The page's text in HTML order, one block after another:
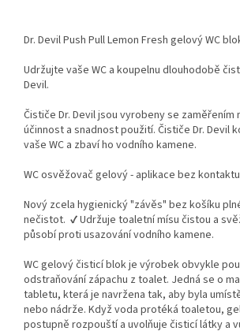
Dr. Devil Push Pull Lemon Fresh gelový WC
Udržujte vaše WC a koupelnu dlouhodobě
Devil.
Čističe Dr. Devil jsou vyrobeny se zaměřením
účinnost a snadnost použití. Čističe Dr. Devil
vaše WC a zbaví ho vodního kamene.
WC osvěžovač gelový - aplikace bez
Nový zcela hygienický "závěs" bez košíku
nečistot. ✔ Udržuje toaletní mísu čistou a
působí proti usazování vodního kamene.
WC gelový čisticí blok je výrobek obvykle
odstraňování zápachu z toalet. Jedná se o
tabletu, která je navržena tak, aby byla
nebo nádrže. Když voda protéká toaletou,
postupně rozpouští a uvolňuje čisticí látky a